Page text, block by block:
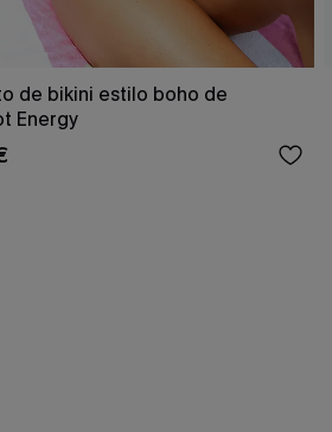
de bikini estilo boho de
Energy